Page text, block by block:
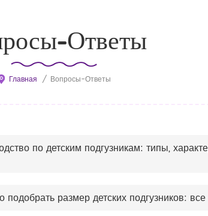
Ответы
Главная / Вопросы-Ответы
по детским подгузникам: типы,
подобрать размер детских подгузников: